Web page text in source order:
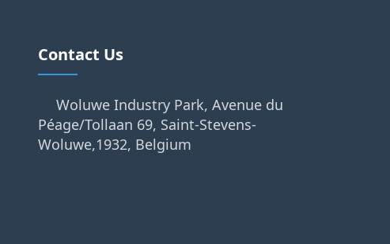
Contact Us
Woluwe Industry Park, Avenue du
Péage/Tollaan 69, Saint-Stevens-
Woluwe,1932, Belgium